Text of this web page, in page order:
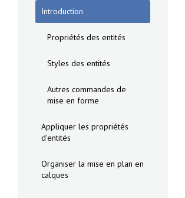
Introduction
Propriétés des entités
Styles des entités
Autres commandes de
mise en forme
Appliquer les propriétés
d'entités
Organiser la mise en plan en
calques